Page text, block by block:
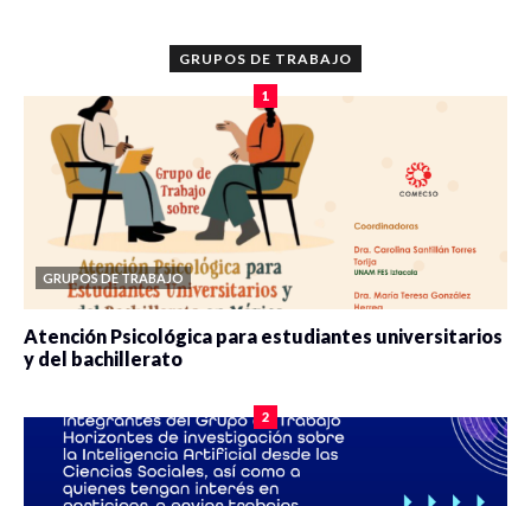
GRUPOS DE TRABAJO
1
GRUPOS DE TRABAJO
Atención Psicológica para estudiantes universitarios
y del bachillerato
2